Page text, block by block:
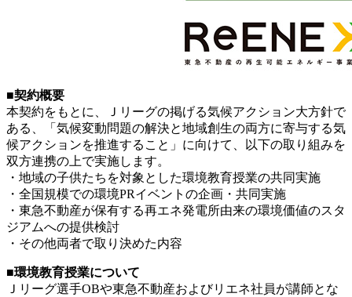
■契約概要
本契約をもとに、Ｊリーグの掲げる気候アクション大方針で
ある、「気候変動問題の解決と地域創生の両方に寄与する気
候アクションを推進すること」に向けて、以下の取り組みを
双方連携の上で実施します。
・地域の子供たちを対象とした環境教育授業の共同実施
・全国規模での環境PRイベントの企画・共同実施
・東急不動産が保有する再エネ発電所由来の環境価値のスタ
ジアムへの提供検討
・その他両者で取り決めた内容
■環境教育授業について
Ｊリーグ選手OBや東急不動産およびリエネ社員が講師とな